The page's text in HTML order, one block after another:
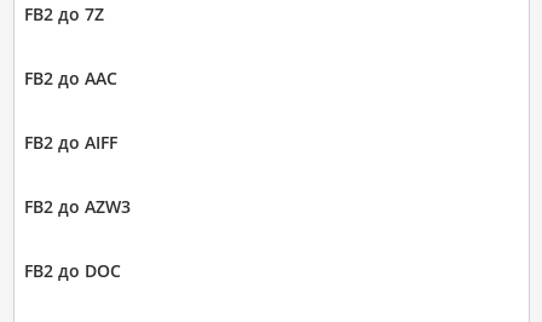
FB2 до 7Z
FB2 до AAC
FB2 до AIFF
FB2 до AZW3
FB2 до DOC